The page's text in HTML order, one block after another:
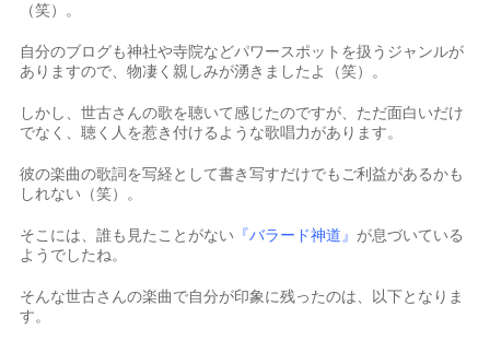
（笑）。
自分のブログも神社や寺院などパワースポットを扱うジャンルが
ありますので、物凄く親しみが湧きましたよ（笑）。
しかし、世古さんの歌を聴いて感じたのですが、ただ面白いだけ
でなく、聴く人を惹き付けるような歌唱力があります。
彼の楽曲の歌詞を写経として書き写すだけでもご利益があるかも
しれない（笑）。
そこには、誰も見たことがない 『バラード神道』 が息づいている
ようでしたね。
そんな世古さんの楽曲で自分が印象に残ったのは、以下となりま
す。